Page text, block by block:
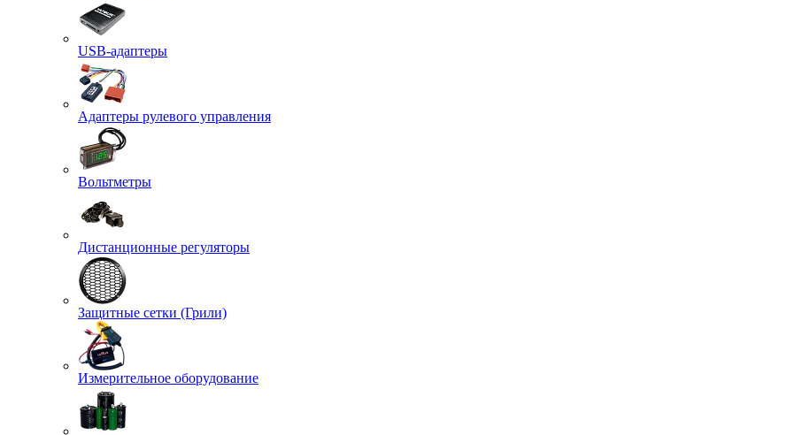
USB-адаптеры
Адаптеры рулевого управления
Вольтметры
Дистанционные регуляторы
Защитные сетки (Грили)
Измерительное оборудование